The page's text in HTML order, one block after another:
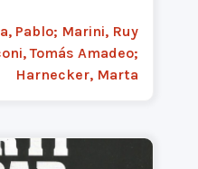
Pablo; Marini, Ruy
Tomás Amadeo;
Harnecker, Marta